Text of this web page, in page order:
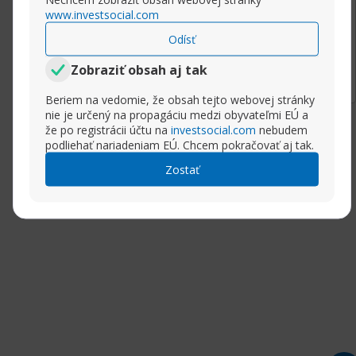
www.investsocial.com
Odísť
Zobraziť obsah aj tak
Beriem na vedomie, že obsah tejto webovej stránky
nie je určený na propagáciu medzi obyvateľmi EÚ a
že po registrácii účtu na investsocial.com nebudem
podliehať nariadeniam EÚ. Chcem pokračovať aj tak.
Zostať
Rozbaliť príspevok